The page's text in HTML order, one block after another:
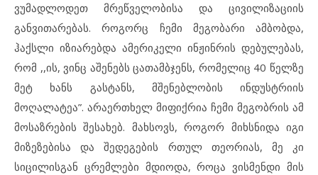
ვუმადლოდეთ მრეწველობისა და ცივილიზაციის
განვითარებას. როგორც ჩემი მეგობარი ამბობდა,
ჰაქსლი იზიარებდა ამერიკელი ინჟინრის დებულებას,
რომ ,,ის, ვინც აშენებს ცათამბჯენს, რომელიც 40 წელზე
მეტ ხანს გასტანს, მშენებლობის ინდუსტრიის
მოღალატეა”. არაერთხელ მიფიქრია ჩემი მეგობრის ამ
მოსაზრების შესახებ. მახსოვს, როგორ მიხსნიდა იგი
მიზეზებისა და შედეგების რთულ თეორიას, მე კი
სიცილისგან ცრემლები მდიოდა, როცა ვისმენდი მის